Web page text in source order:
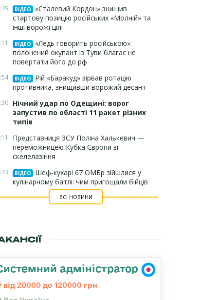
ВІДЕО
«Сталевий Кордон» знищив
стартову позицію російських «Молній» та
інші ворожі цілі
ВІДЕО
«Ледь говорить російською»:
полонений окупант із Туви благає не
повертати його до рф
ВІДЕО
Рій «Баракуд» зірвав ротацію
противника, знищивши ворожий десант
Нічний удар по Одещині: ворог
запустив по області 11 ракет різних
типів
Представниця ЗСУ Поліна Халькевич —
переможницею Кубка Європи зі
скелелазіння
ВІДЕО
Шеф-кухарі 67 ОМБр зійшлися у
кулінарному батлі: чим пригощали бійців
ВСІ НОВИНИ
адміністратор
від 20000 до 120000 грн